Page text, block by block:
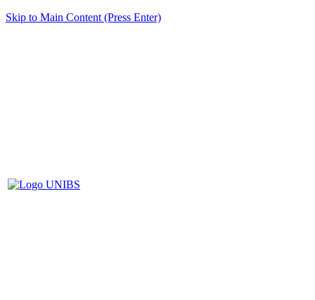
Skip to Main Content (Press Enter)